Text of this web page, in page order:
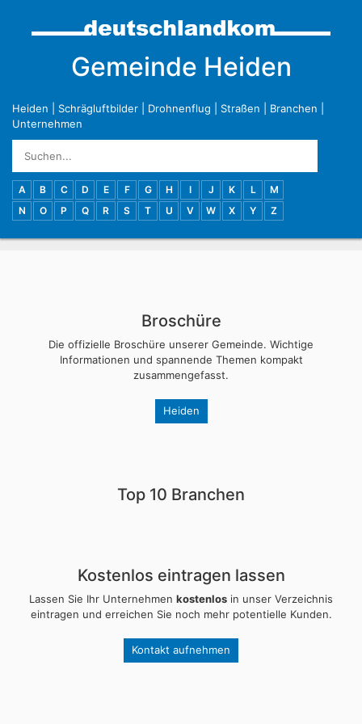
Gemeinde Heiden
Heiden Schrägluftbilder Drohnenflug Straßen Branchen
Unternehmen
A B C D E F G H I J K L
M
N
O P Q R S T U V W X Y Z
Broschüre
Die offizielle Broschüre unserer Gemeinde. Wichtige
Informationen und spannende Themen kompakt
zusammengefasst.
Heiden
Top 10 Branchen
Kostenlos eintragen lassen
Lassen Sie Ihr Unternehmen kostenlos in unser Verzeichnis
eintragen und erreichen Sie noch mehr potentielle Kunden.
Kontakt aufnehmen